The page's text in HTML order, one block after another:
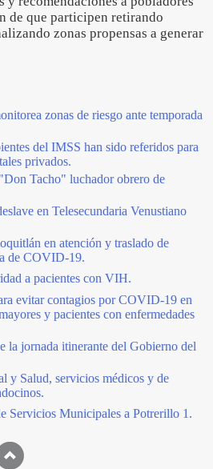
de que participen retirando
zonas propensas a generar
zonas de riesgo ante temporada
del IMSS han sido referidos para
privados.
Tacho" luchador obrero de
en Telesecundaria Venustiano
en atención y traslado de
de COVID-19.
a pacientes con VIH.
evitar contagios por COVID-19 en
y pacientes con enfermedades
la jornada itinerante del Gobierno del
y Salud, servicios médicos y de
Servicios Municipales a Potrerillo 1.